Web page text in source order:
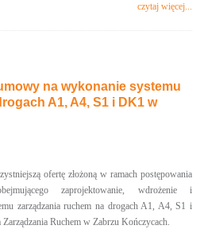
czytaj więcej...
na wykonanie systemu
A1, A4, S1 i DK1 w
ofertę złożoną w ramach postępowania
zaprojektowanie, wdrożenie i
zarządzania ruchem na drogach A1, A4, S1 i
Ruchem w Zabrzu Kończycach.